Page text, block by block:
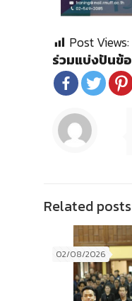
Post Views:
ร่วมแบ่งปันข้
Related posts
02/08/2026